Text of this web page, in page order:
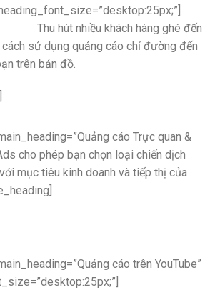
Thu hút nhiều khách hàng ghé đến
sử dụng quảng cáo chỉ đường đến
trên bản đồ.
cáo Trực quan &
cho phép bạn chọn loại chiến dịch
mục tiêu kinh doanh và tiếp thị của
cáo trên YouTube”